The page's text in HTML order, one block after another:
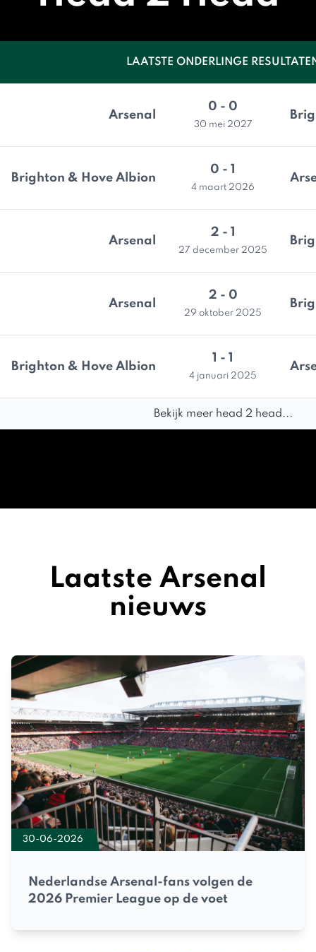
LAATSTE ONDERLINGE
Arsenal
0 - 0
30 mei 2027
Brighton & Hove Albion
0 - 1
4 maart 2026
Arsenal
2 - 1
27 december 2025
Arsenal
2 - 0
29 oktober 2025
Brighton & Hove Albion
1 - 1
4 januari 2025
Bekijk meer head 2 head...
Laatste Arsenal
nieuws
30-06-2026
Nederlandse Arsenal-fans volgen de
2026 Premier League op de voet